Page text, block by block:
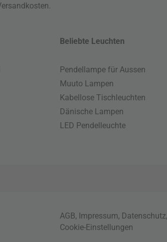
.
Beliebte Leuchten
Pendellampe für Aussen
Muuto Lampen
Kabellose Tischleuchten
Dänische Lampen
LED Pendelleuchte
AGB, Impressum, Datenschutz,
Cookie-Einstellungen